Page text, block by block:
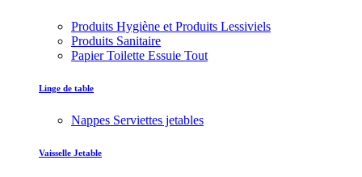
Produits Hygiène et Produits Lessiviels
Produits Sanitaire
Papier Toilette Essuie Tout
Linge de table
Nappes Serviettes jetables
Vaisselle Jetable